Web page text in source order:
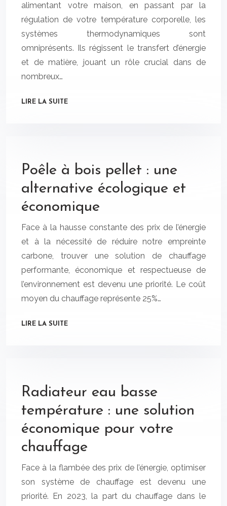
alimentant votre maison, en passant par la
régulation de votre température corporelle, les
systèmes thermodynamiques sont
omniprésents. Ils régissent le transfert d’énergie
et de matière, jouant un rôle crucial dans de
nombreux…
LIRE LA SUITE
Poêle à bois pellet : une
alternative écologique et
économique
Face à la hausse constante des prix de l’énergie
et à la nécessité de réduire notre empreinte
carbone, trouver une solution de chauffage
performante, économique et respectueuse de
l’environnement est devenu une priorité. Le coût
moyen du chauffage représente 25%…
LIRE LA SUITE
Radiateur eau basse
température : une solution
économique pour votre
chauffage
Face à la flambée des prix de l’énergie, optimiser
son système de chauffage est devenu une
priorité. En 2023, la part du chauffage dans le